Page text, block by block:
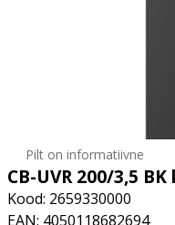
Pilt on informatiivne
CB-UVR 200/3,5
Kood: 2659330000
EAN: 4050118682694